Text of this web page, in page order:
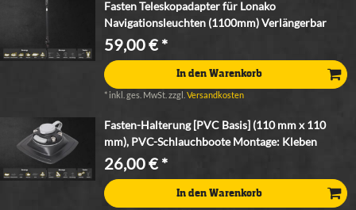
Fasten Teleskopadapter für Lonako
Navigationsleuchten (1100mm) Verlängerbar
59,00 € *
In den Warenkorb
* inkl. ges. MwSt. zzgl.Versandkosten
Fasten-Halterung [PVC Basis] (110 mm x 110
mm), PVC-Schlauchboote Montage: Kleben
26,00 € *
In den Warenkorb